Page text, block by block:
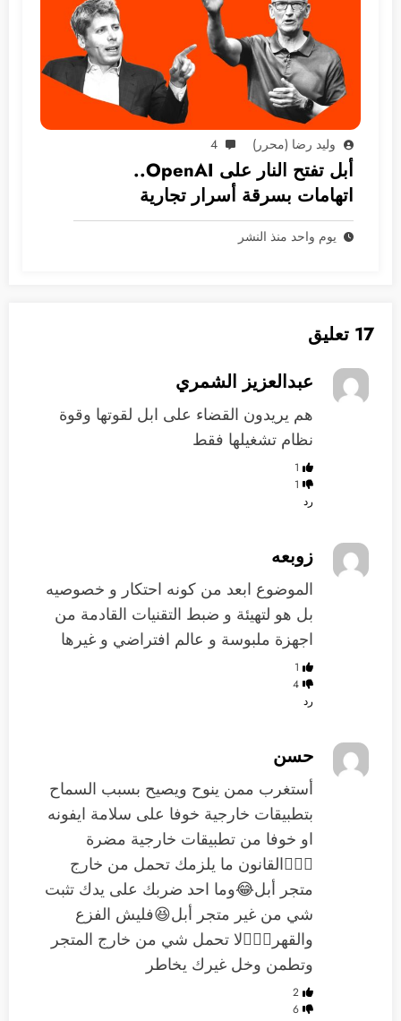
وليد رضا (محرر) 4
أبل تفتح النار على OpenAI..
اتهامات بسرقة أسرار تجارية
يوم واحد منذ النشر
17 تعليق
عبدالعزيز الشمري
هم يريدون القضاء على ابل لقوتها وقوة
نظام تشغيلها فقط
1
1
رد
زوبعه
الموضوع ابعد من كونه احتكار و خصوصيه
بل هو لتهيئة و ضبط التقنيات القادمة من
اجهزة ملبوسة و عالم افتراضي و غيرها
1
4
رد
حسن
أستغرب ممن ينوح ويصيح بسبب السماح
بتطبيقات خارجية خوفا على سلامة ايفونه
او خوفا من تطبيقات خارجية مضرة
🤷🏻‍♂️القانون ما يلزمك تحمل من خارج
متجر أبل😂وما احد ضربك على يدك تثبت
شي من غير متجر أبل😆فليش الفزع
والقهر🤷🏻‍♂️لا تحمل شي من خارج المتجر
وتطمن وخل غيرك يخاطر
2
6